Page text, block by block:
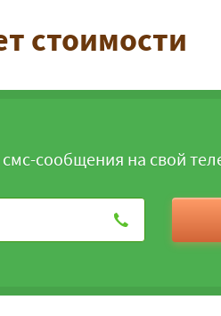
стоимости
сообщения на свой